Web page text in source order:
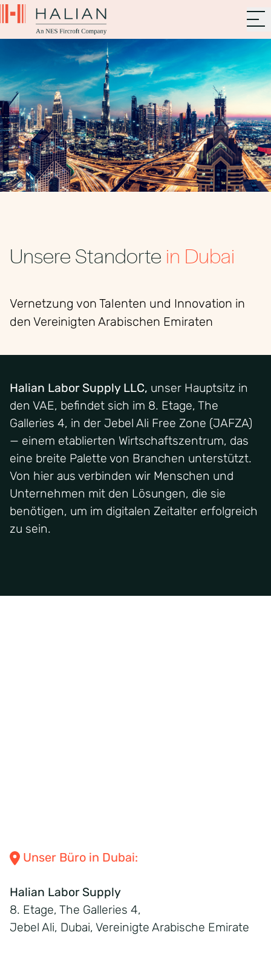
Unsere Standorte in Dubai
Vernetzung von Talenten und Innovation in
den Vereinigten Arabischen Emiraten
Halian Labor Supply LLC, unser Hauptsitz in
den VAE, befindet sich im 8. Etage, The
Galleries 4, in der Jebel Ali Free Zone (JAFZA)
— einem etablierten Wirtschaftszentrum, das
eine breite Palette von Branchen unterstützt.
Von hier aus verbinden wir Menschen und
Unternehmen mit den Lösungen, die sie
benötigen, um im digitalen Zeitalter erfolgreich
zu sein.
Unser Büro in Dubai:
Halian Labor Supply
8. Etage, The Galleries 4,
Jebel Ali, Dubai, Vereinigte Arabische Emirate